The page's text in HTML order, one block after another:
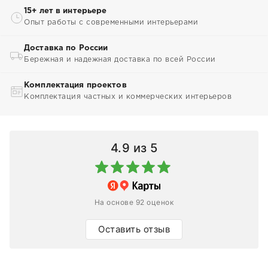
15+ лет в интерьере
Опыт работы с современными интерьерами
Доставка по России
Бережная и надежная доставка по всей России
Комплектация проектов
Комплектация частных и коммерческих интерьеров
4.9 из 5
На основе 92 оценок
Оставить отзыв